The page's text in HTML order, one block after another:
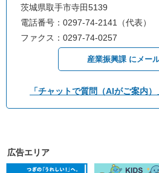
茨城県取手市寺田5139
電話番号：0297-74-2141（代表）
ファクス：0297-74-0257
産業振興課 にメー
「チャットで質問（AIがご案内）
広告エリア